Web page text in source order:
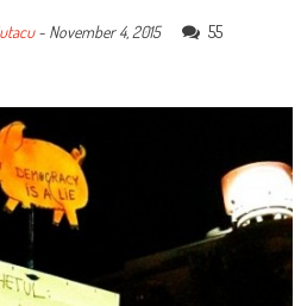
- November 4, 2015
55